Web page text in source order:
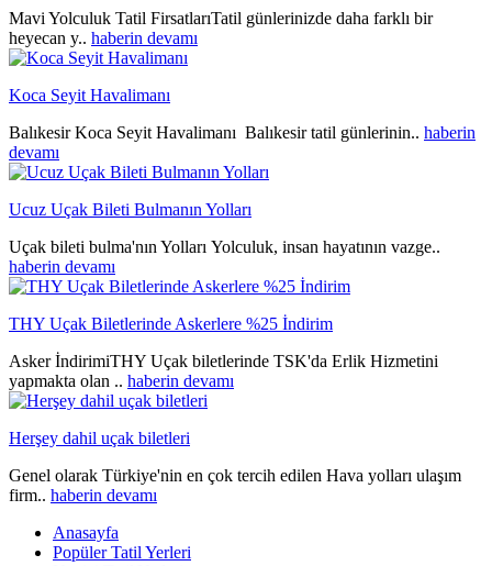
Mavi Yolculuk Tatil FirsatlarıTatil günlerinizde daha farklı bir
heyecan y.. haberin devamı
Koca Seyit Havalimanı
Balıkesir Koca Seyit Havalimanı Balıkesir tatil günlerinin.. haberin
devamı
Ucuz Uçak Bileti Bulmanın Yolları
Uçak bileti bulma'nın Yolları Yolculuk, insan hayatının vazge..
haberin devamı
THY Uçak Biletlerinde Askerlere %25 İndirim
Asker İndirimiTHY Uçak biletlerinde TSK'da Erlik Hizmetini
yapmakta olan .. haberin devamı
Herşey dahil uçak biletleri
Genel olarak Türkiye'nin en çok tercih edilen Hava yolları ulaşım
firm.. haberin devamı
Anasayfa
Popüler Tatil Yerleri